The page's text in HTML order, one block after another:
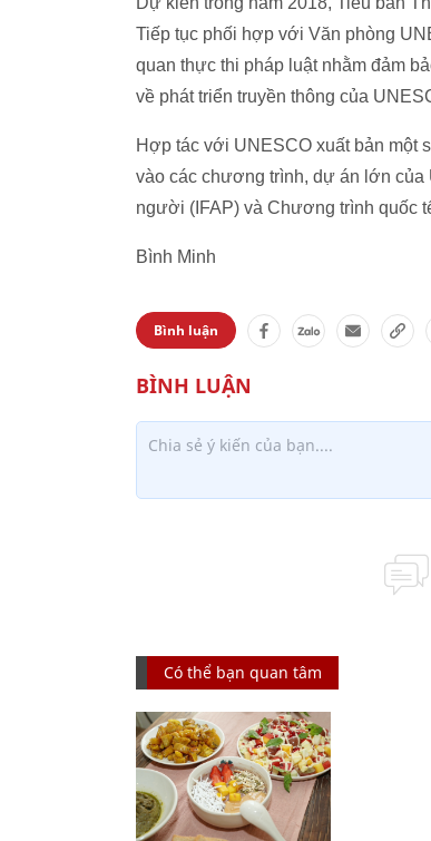
Tiếp tục phối hợp với Văn phòng
quan thực thi pháp luật nhằm đảm
về phát triển truyền thông của
Hợp tác với UNESCO xuất bản một
vào các chương trình, dự án lớn
người (IFAP) và Chương trình quốc
Bình Minh
Bình luận
Có thể bạn quan tâm